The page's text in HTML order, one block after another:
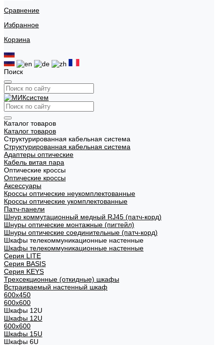
Сравнение
Избранное
Корзина
Поиск
Каталог товаров
Каталог товаров
Структурированная кабельная система
Структурированная кабельная система
Адаптеры оптические
Кабель витая пара
Оптические кроссы
Оптические кроссы
Аксессуары
Кроссы оптические неукомплектованные
Кроссы оптические укомплектованные
Патч-панели
Шнур коммутационный медный RJ45 (патч-корд)
Шнуры оптические монтажные (пигтейл)
Шнуры оптические соединительные (патч-корд)
Шкафы телекоммуникационные настенные
Шкафы телекоммуникационные настенные
Cерия LITE
Cерия BASIS
Cерия KEYS
Трехсекционные (откидные) шкафы
Встраиваемый настенный шкаф
600x450
600x600
Шкафы 12U
Шкафы 12U
600x600
Шкафы 15U
Шкафы 6U